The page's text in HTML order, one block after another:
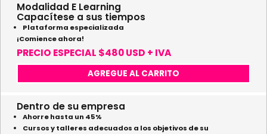
Modalidad E Learning
Capacítese a sus tiempos
Plataforma especializada
¡Comience ahora!
PRECIO ESPECIAL $480 USD + IVA
AGREGUE AL CARRITO
Dentro de su empresa
Ahorre hasta un 45%
Cursos y talleres adecuados a los objetivos de su